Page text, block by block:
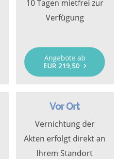
10 Tagen mietfrei zur
Verfügung
Angebote ab
EUR 219,50
Vor Ort
Vernichtung der
Akten erfolgt direkt an
Ihrem Standort